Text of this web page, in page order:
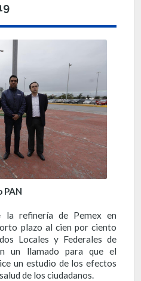
PAN
la refinería de Pemex en
plazo al cien por ciento
Locales y Federales de
un llamado para que el
un estudio de los efectos
de los ciudadanos.